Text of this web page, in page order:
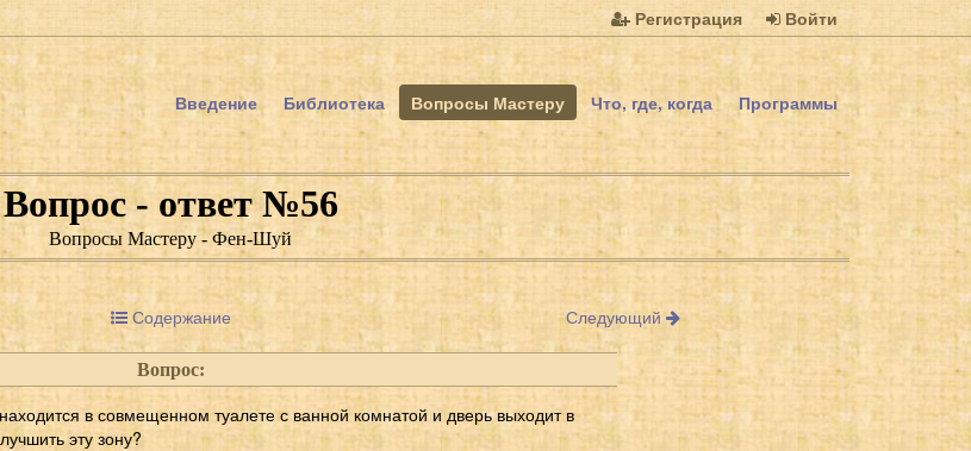
Регистрация Войти
Введение Библиотека Вопросы Мастеру Что, где, когда Программы
Вопрос - ответ №56
Вопросы Мастеру - Фен-Шуй
Содержание Следующий
Вопрос:
в совмещенном туалете с ванной комнатой и дверь выходит в
эту зону?